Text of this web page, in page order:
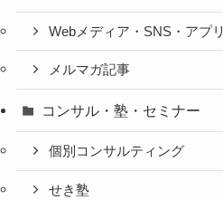
Webメディア・SNS・アプリ
メルマガ記事
コンサル・塾・セミナー
個別コンサルティング
せき塾